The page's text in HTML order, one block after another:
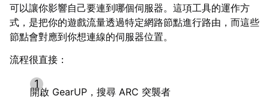
可以讓你影響自己要連到哪個伺服器。這項工具的運作方
式，是把你的遊戲流量透過特定網路節點進行路由，而這些
節點會對應到你想連線的伺服器位置。
流程很直接：
開啟 GearUP，搜尋 ARC 突襲者